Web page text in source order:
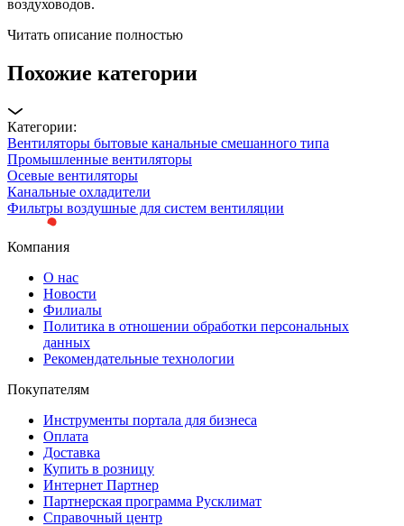
воздуховодов.
Читать описание полностью
Похожие категории
Категории:
Вентиляторы бытовые канальные смешанного типа
Промышленные вентиляторы
Осевые вентиляторы
Канальные охладители
Фильтры воздушные для систем вентиляции
Компания
О нас
Новости
Филиалы
Политика в отношении обработки персональных
данных
Рекомендательные технологии
Покупателям
Инструменты портала для бизнеса
Оплата
Доставка
Купить в розницу
Интернет Партнер
Партнерская программа Русклимат
Справочный центр